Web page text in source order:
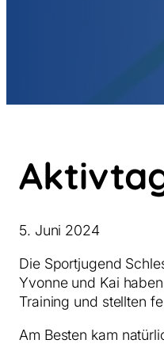
5. Juni 2024
Die Sportjugend
Yvonne und Kai
Training und stellten
Am Besten kam